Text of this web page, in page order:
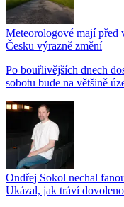
Meteorologové mají před
Česku výrazně změní
Po bouřlivějších dnech
sobotu bude na většině
Ondřej Sokol nechal
Ukázal, jak tráví